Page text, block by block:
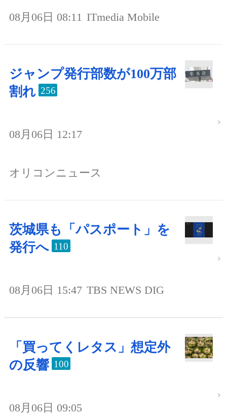
08月06日 08:11 ITmedia Mobile
ジャンプ発行部数が100万部
割れ 256
08月06日 12:17
オリコンニュース
茨城県も「パスポート」を
発行へ 110
08月06日 15:47 TBS NEWS DIG
「買ってくレタス」想定外
の反響 100
08月06日 09:05